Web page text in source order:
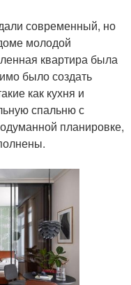
современный, но
молодой
квартира была
было создать
как кухня и
спальню с
планировке,